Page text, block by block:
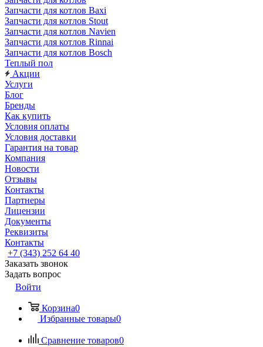
Запчасти для котлов Baxi
Запчасти для котлов Stout
Запчасти для котлов Navien
Запчасти для котлов Rinnai
Запчасти для котлов Bosch
Теплый пол
Акции
Услуги
Блог
Бренды
Как купить
Условия оплаты
Условия доставки
Гарантия на товар
Компания
Новости
Отзывы
Контакты
Партнеры
Лицензии
Документы
Реквизиты
Контакты
+7 (343) 252 64 40
Заказать звонок
Задать вопрос
Войти
Корзина0
Избранные товары0
Сравнение товаров0